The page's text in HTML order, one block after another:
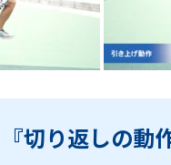
『切り返しの動